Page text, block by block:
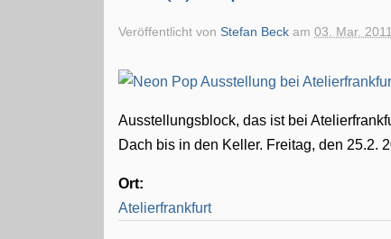
Veröffentlicht vonStefan Beck am03. Mar.
Ausstellungsblock, das ist bei
Dach bis in den Keller. Freitag, den 25.2.
Ort:
Atelierfrankfurt